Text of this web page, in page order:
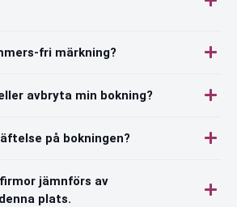
fri märkning?
avbryta min bokning?
på bokningen?
jämnförs av
plats.